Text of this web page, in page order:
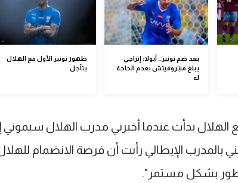
بعد ضم نونيز.. أبولا: إنزاجي
يبلغ ميتروفيتش بعدم الحاجة
له
ظهور نونيز الأول مع الهلال
يتأجل
بدأت عندما أخبرني مدرب الهلال سيموني
بالمدرب الإيطالي رأىت أن فرصة الانضمام
بشكل مستمر".